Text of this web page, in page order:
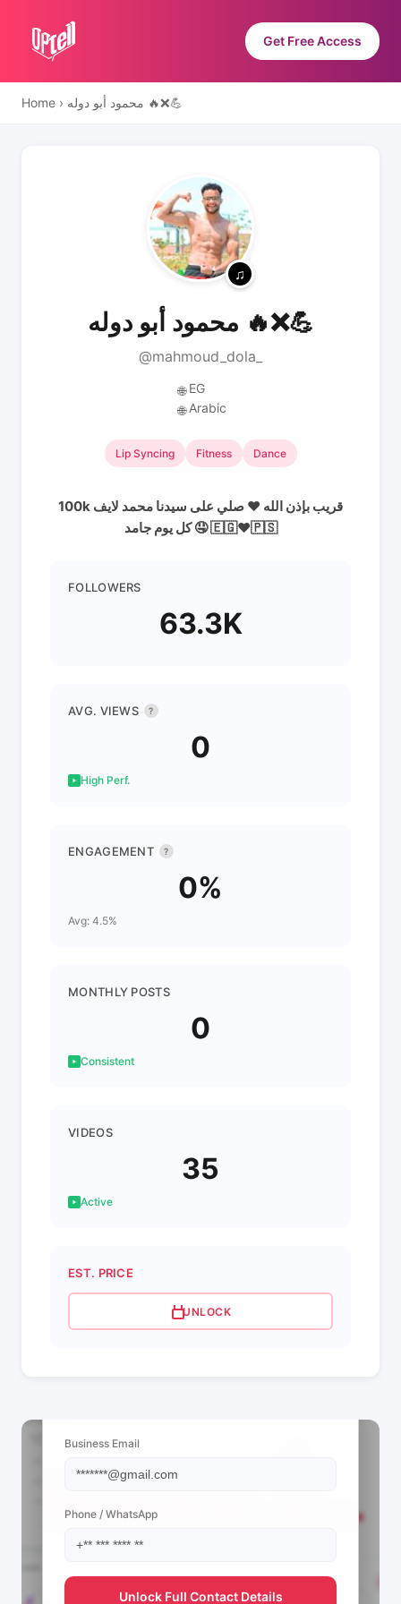
Get Free Access
Home › محمود أبو دوله 🔥❌💪
محمود أبو دوله 🔥❌💪
@mahmoud_dola_
🌐 EG
🌐 Arabic
Lip Syncing Fitness Dance
100k قريب بإذن الله ♥ صلي على سيدنا محمد لايف
كل يوم جامد 🤤 🇪🇬♥🇵🇸
FOLLOWERS
63.3K
AVG. VIEWS ?
0
High Perf.
ENGAGEMENT ?
0%
Avg: 4.5%
MONTHLY POSTS
0
Consistent
VIDEOS
35
Active
EST. PRICE
UNLOCK
Business Email
Phone / WhatsApp
Unlock Full Contact Details